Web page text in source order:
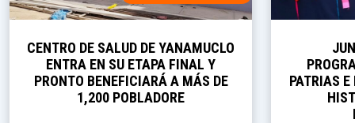
CENTRO DE SALUD DE YANAMUCLO
ENTRA EN SU ETAPA FINAL Y
PRONTO BENEFICIARÁ A MÁS DE
1,200 POBLADORE
PATRIAS